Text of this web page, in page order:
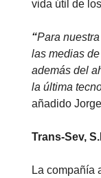
vida útil de
“Para
las medias
además del
la última
añadido
Trans-Sev,
La compañía